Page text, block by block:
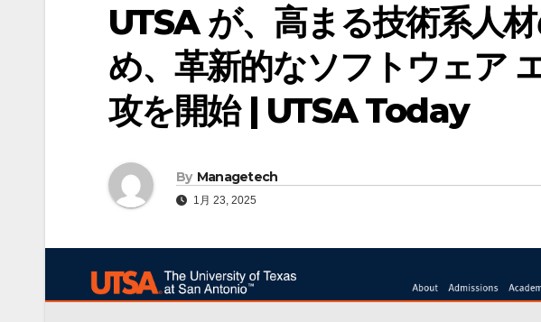
UTSA が、高まる技術系人
め、革新的なソフトウェア
攻を開始 | UTSA Today
By Managetech
1月 23, 2025